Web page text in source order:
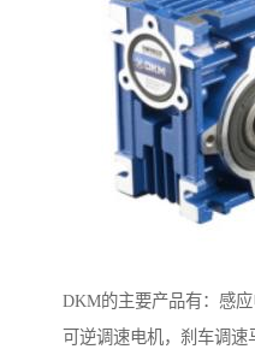
DKM的主要产品有：感应
可逆调速电机，刹车调速